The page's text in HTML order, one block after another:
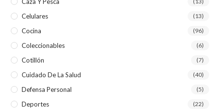
Celulares (13)
Cocina (96)
Coleccionables (6)
Cotillón (7)
Cuidado De La Salud (40)
Defensa Personal (5)
Deportes (22)